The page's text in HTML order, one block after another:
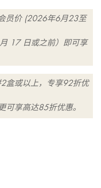
员价 (2026年6月23至
17 日或之前）即可享
盒或以上，专享92折优
可享高达85折优惠。